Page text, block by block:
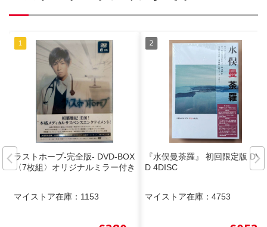
ラストホープ-完全版- DVD-BOX
〈7枚組〉オリジナルミラー付き
マイストア在庫： 1153
『水俣曼荼羅』 初回限定版 DV
D 4DISC
マイストア在庫： 4753